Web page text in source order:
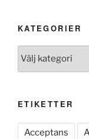
KATEGORIER
Kategorier
ETIKETTER
Acceptans